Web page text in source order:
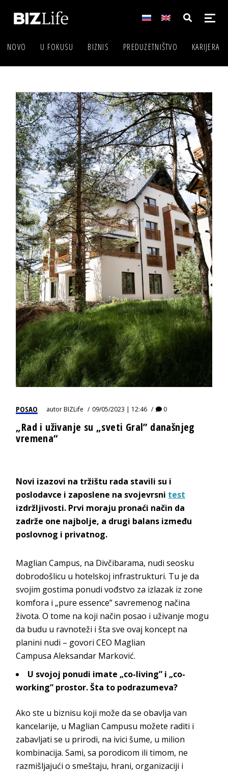
NOVO U FOKUSU BIZNIS PREDUZETNIŠTVO KARIJERA
POSAO autorBIZLife 09/05/2023 | 12:46 0
„Rad i uživanje su „sveti Gral” današnjeg
vremena“
Novi izazovi na tržištu rada stavili su i
poslodavce i zaposlene na svojevrsni test
izdržljivosti. Prvi moraju pronaći način da
zadrže one najbolje, a drugi balans između
poslovnog i privatnog.
Maglian Campus, na Divčibarama, nudi seosku
dobrodošlicu u hotelskoj infrastrukturi. Tu je da
svojim gostima ponudi vođstvo za izlazak iz zone
komfora i „pure essence” savremenog načina
života. O tome na koji način posao i uživanje mogu
da budu u ravnoteži i šta sve ovaj koncept na
planini nudi – govori CEO Maglian
Campusa Aleksandar Marković.
U svojoj ponudi imate „co-living” i „co-
working” prostor. Šta to podrazumeva?
Ako ste u biznisu koji može da se obavlja van
kancelarije, u Maglian Campusu možete raditi i
zabavljati se u prirodi, na ivici šume, u milion
kombinacija. Sami, sa porodicom ili timom, ne
razmišljajući o smeštaju, hrani, organizaciji i